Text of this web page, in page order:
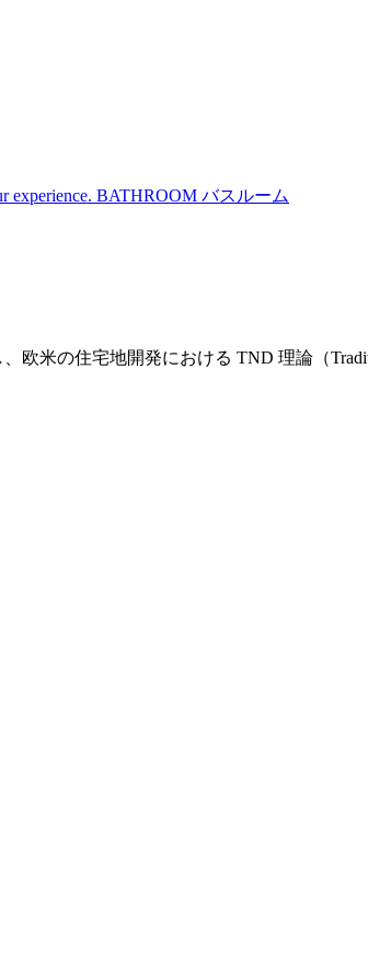
experience. BATHROOM バスルーム
米の住宅地開発における TND 理論（